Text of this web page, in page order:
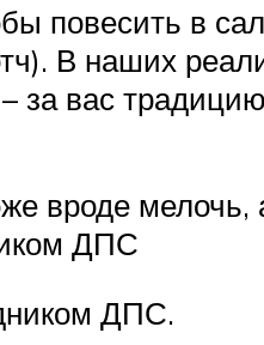
повесить в
В наших
за вас
вроде мелочь,
ДПС
ДПС.